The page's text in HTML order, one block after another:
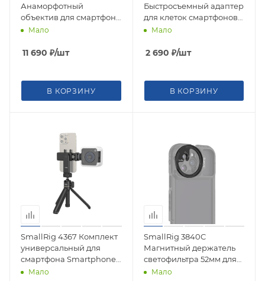
Анаморфотный
объектив для смартфона
1.55X Anamorphic Lens (T-
Мало
11 690 ₽/шт
В КОРЗИНУ
Быстросъемный адаптер
для клеток смартфонов
H11 Quick Release
Мало
2 690 ₽/шт
В КОРЗИНУ
SmallRig 4367 Комплект
универсальный для
смартфона Smartphone
Vlog Tripod Kit VK-30
Мало
SmallRig 3840C
Магнитный держатель
светофильтра 52мм для
смартфона (крепление
Мало